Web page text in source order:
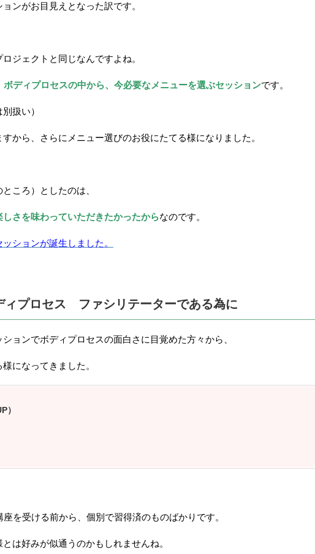
ンがお目見えとなった訳です。
ジェクトと同じなんですよね。
ディプロセスの中から、今必要なメニューを選ぶセッションです。
扱い）
から、さらにメニュー選びのお役にたてる様になりました。
ところ）としたのは、
しさを味わっていただきたかったからなのです。
ションが誕生しました。
プロセス ファシリテーターである為に
ョンでボディプロセスの面白さに目覚めた方々から、
になってきました。
）
を受ける前から、個別で習得済のものばかりです。
は好みが似通うのかもしれませんね。